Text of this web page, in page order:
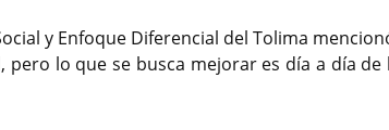
y Enfoque Diferencial del Tolima
lo que se busca mejorar es día a día de